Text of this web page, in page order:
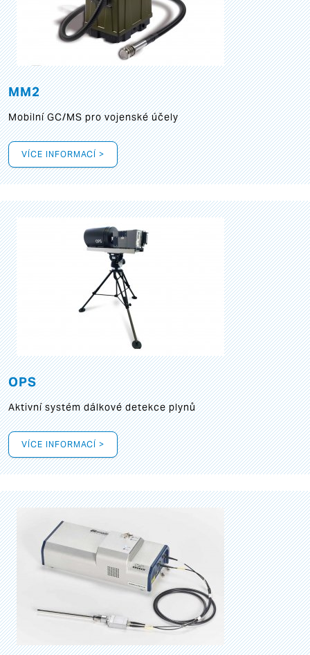
MM2
Mobilní GC/MS pro vojenské účely
VÍCE INFORMACÍ >
OPS
Aktivní systém dálkové detekce plynů
VÍCE INFORMACÍ >